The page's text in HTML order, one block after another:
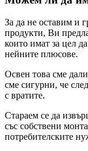
За да не оставим и
продукти, Ви
които имат за цел
нейните плюсове.
Освен това сме
сме сигурни, че
с вратите.
Стараем се да
със собствени
потребителските